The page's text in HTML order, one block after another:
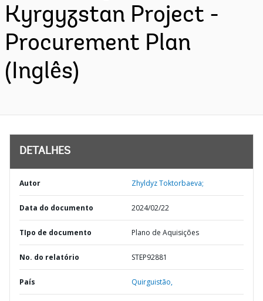
Kyrgyzstan Project -
Procurement Plan
(Inglês)
DETALHES
Autor Zhyldyz Toktorbaeva;
Data do documento 2024/02/22
TIpo de documento Plano de Aquisições
No. do relatório STEP92881
País Quirguistão,